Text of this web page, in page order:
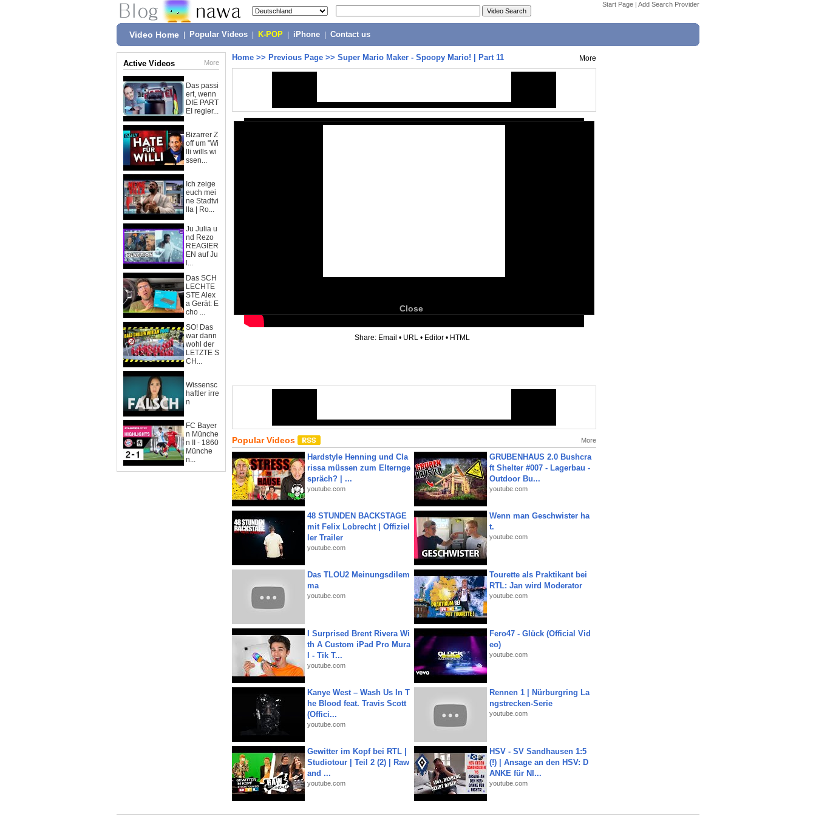
Start Page | Add Search Provider
Video Home Popular Videos K-POP iPhone Contact us
Active Videos More
Das passi
ert, wenn
DIE PART
EI regier...
Bizarrer Z
off um "Wi
lli wills wi
ssen...
Ich zeige
euch mei
ne Stadtvi
lla | Ro...
Ju Julia u
nd Rezo
REAGIER
EN auf Ju
l...
Das SCH
LECHTE
STE Alex
a Gerät: E
cho ...
SO! Das
war dann
wohl der
LETZTE S
CH...
Wissensc
haftler irre
n
FC Bayer
n Münche
n II - 1860
Münche
n...
Home >> Previous Page >> Super Mario Maker - Spoopy Mario! | Part 11 More
Close
Share: Email • URL • Editor • HTML
Popular Videos More
Hardstyle Henning und Cla
rissa müssen zum Elternge
spräch? | ...
youtube.com
GRUBENHAUS 2.0 Bushcra
ft Shelter #007 - Lagerbau -
Outdoor Bu...
youtube.com
48 STUNDEN BACKSTAGE
mit Felix Lobrecht | Offiziel
ler Trailer
youtube.com
Wenn man Geschwister ha
t.
youtube.com
Das TLOU2 Meinungsdilem
ma
youtube.com
Tourette als Praktikant bei
RTL: Jan wird Moderator
youtube.com
I Surprised Brent Rivera Wi
th A Custom iPad Pro Mura
l - Tik T...
youtube.com
Fero47 - Glück (Official Vid
eo)
youtube.com
Kanye West – Wash Us In T
he Blood feat. Travis Scott
(Offici...
youtube.com
Rennen 1 | Nürburgring La
ngstrecken-Serie
youtube.com
Gewitter im Kopf bei RTL |
Studiotour | Teil 2 (2) | Raw
and ...
youtube.com
HSV - SV Sandhausen 1:5
(!) | Ansage an den HSV: D
ANKE für NI...
youtube.com